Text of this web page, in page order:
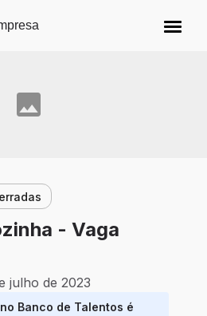
- Vaga
julho de 2023
Banco de Talentos é